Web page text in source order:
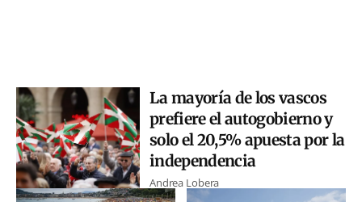
La mayoría de los vascos
prefiere el autogobierno y
solo el 20,5% apuesta por la
independencia
Andrea Lobera